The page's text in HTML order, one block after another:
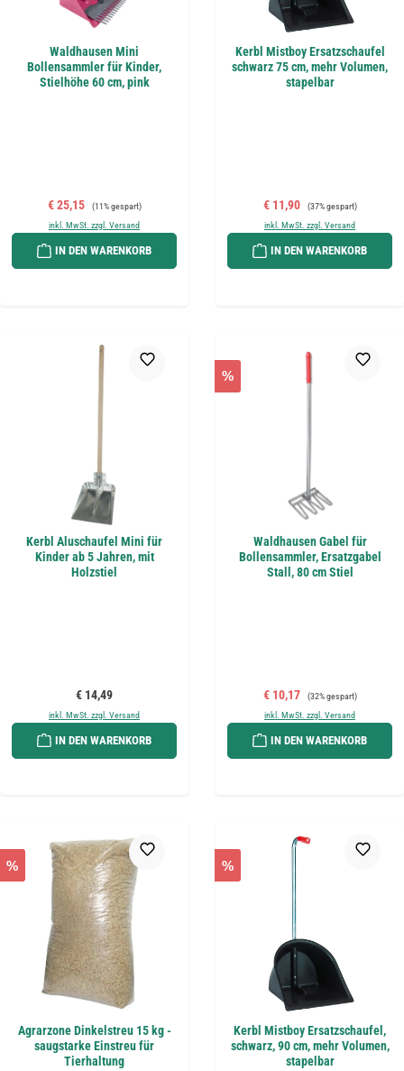
Waldhausen Mini
Bollensammler für Kinder,
Stielhöhe 60 cm, pink
Verkaufspreis:
€ 25,15 Regulärer Preis:
(11% gespart)
inkl. MwSt. zzgl. Versand
IN DEN WARENKORB
Kerbl Mistboy Ersatzschaufel
schwarz 75 cm, mehr Volumen,
stapelbar
Verkaufspreis:
€ 11,90 Regulärer Preis:
(37% gespart)
inkl. MwSt. zzgl. Versand
IN DEN WARENKORB
Kerbl Aluschaufel Mini für
Kinder ab 5 Jahren, mit
Holzstiel
Regulärer Preis:
€ 14,49
inkl. MwSt. zzgl. Versand
IN DEN WARENKORB
%
Waldhausen Gabel für
Bollensammler, Ersatzgabel
Stall, 80 cm Stiel
Verkaufspreis:
€ 10,17 Regulärer Preis:
(32% gespart)
inkl. MwSt. zzgl. Versand
IN DEN WARENKORB
%
Agrarzone Dinkelstreu 15 kg -
saugstarke Einstreu für
Tierhaltung
%
Kerbl Mistboy Ersatzschaufel,
schwarz, 90 cm, mehr Volumen,
stapelbar